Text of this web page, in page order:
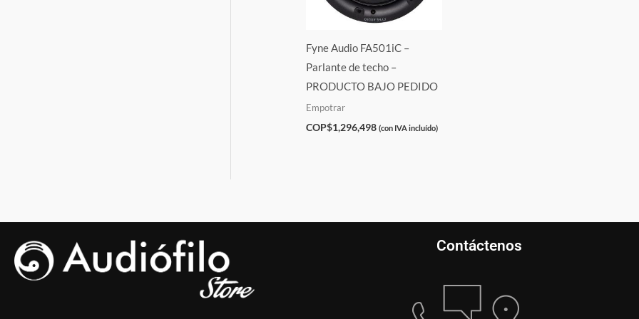
Fyne Audio FA501iC –
Parlante de techo –
PRODUCTO BAJO PEDIDO
Empotrar
COP$1,296,498 (con IVA incluído)
Contáctenos